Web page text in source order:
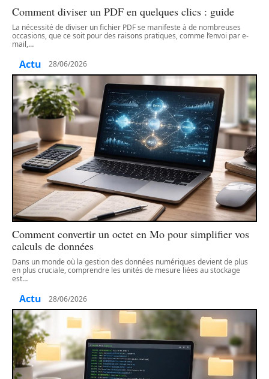
Comment diviser un PDF en quelques clics : guide
La nécessité de diviser un fichier PDF se manifeste à de nombreuses
occasions, que ce soit pour des raisons pratiques, comme l’envoi par e-
mail,…
Actu 28/06/2026
Comment convertir un octet en Mo pour simplifier vos
calculs de données
Dans un monde où la gestion des données numériques devient de plus
en plus cruciale, comprendre les unités de mesure liées au stockage
est…
Actu 28/06/2026